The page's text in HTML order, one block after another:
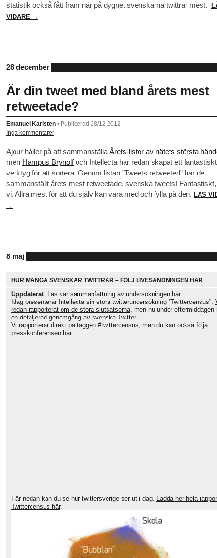
statistik också fått fram när på dygnet svenskarna twittrar mest.
VIDARE →
28 december
Är din tweet med bland årets mest
retweetade?
Emanuel Karlsten • Publicerad 28/12 2012
Inga kommentarer
Ajour håller på att sammanställa Årets-listor av nätets största
men Hampus Brynolfoch Intellecta har redan skapat ett fantastiskt
verktyg för att sortera. Genom listan ”Tweets retweeted” har de
sammanställt årets mest retweetade, svenska tweets!
vi. Allra mest för att du själv kan vara med och fylla på den. LÄS
→
8 maj
HUR MÅNGA SVENSKAR TWITTRAR – FÖLJ LIVESÄNDNINGEN HÄR
Uppdaterat:
Läs vår sammanfattning av undersökningen här.
Idag presenterar Intellecta sin stora twitterundersökning ”Twittercensus”.
redan rapporterat om de stora slutsatserna , men nu under eftermiddagen
en detaljerad genomgång av svenska Twitter.
Vi rapporterar direkt på taggen #twittercensus, men du kan också följa
presskonferensen här:
Här nedan kan du se hur twittersverige ser ut i dag.
Ladda ner hela
Twittercensus här.